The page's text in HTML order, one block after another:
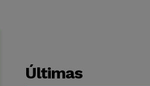
Últimas